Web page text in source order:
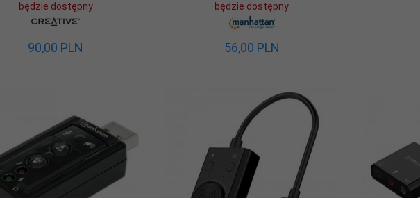
będzie dostępny
90,00 PLN
będzie dostępny
56,00 PLN